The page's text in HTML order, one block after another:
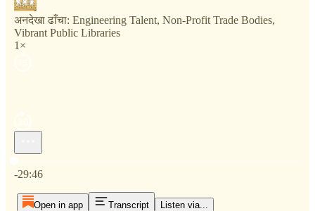
अनदेखा ढाँचा: Engineering Talent, Non-Profit Trade Bodies,
Vibrant Public Libraries
1×
-29:46
Open in app Transcript Listen via...